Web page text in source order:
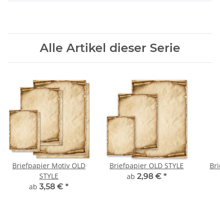
Alle Artikel dieser Serie
Briefpapier Motiv OLD
STYLE
ab 3,58 € *
Briefpapier OLD STYLE
ab 2,98 € *